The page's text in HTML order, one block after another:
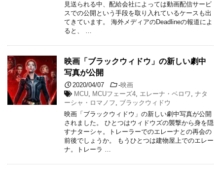
見送られる中、配給会社によっては動画配信サービ
スでの公開という手段を取り入れているケースも出
てきています。 海外メディアのDeadlineの報道によ
ると、 …
映画「ブラックウィドウ」の新しい劇中
写真が公開
2020/04/07 -映画
MCU
MCUフェーズ4 エレーナ・ベロワ ,ナタ
ーシャ・ロマノフ
ブラックウィドウ
映画「ブラックウィドウ」の新しい劇中写真が公開
されました。 ひとつはウィドウズの襲撃から身を隠
すナターシャ。トレーラーでのエレーナとの再会の
前後でしょうか。 もうひとつは建物屋上でのエレー
ナ。トレーラ …